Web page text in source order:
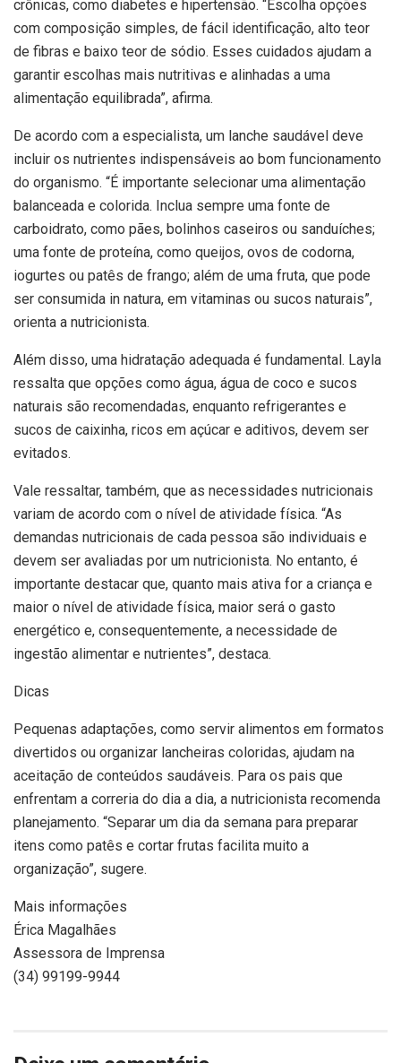
crônicas, como diabetes e hipertensão. “Escolha opções
com composição simples, de fácil identificação, alto teor
de fibras e baixo teor de sódio. Esses cuidados ajudam a
garantir escolhas mais nutritivas e alinhadas a uma
alimentação equilibrada”, afirma.
De acordo com a especialista, um lanche saudável deve
incluir os nutrientes indispensáveis ao bom funcionamento
do organismo. “É importante selecionar uma alimentação
balanceada e colorida. Inclua sempre uma fonte de
carboidrato, como pães, bolinhos caseiros ou sanduíches;
uma fonte de proteína, como queijos, ovos de codorna,
iogurtes ou patês de frango; além de uma fruta, que pode
ser consumida in natura, em vitaminas ou sucos naturais”,
orienta a nutricionista.
Além disso, uma hidratação adequada é fundamental. Layla
ressalta que opções como água, água de coco e sucos
naturais são recomendadas, enquanto refrigerantes e
sucos de caixinha, ricos em açúcar e aditivos, devem ser
evitados.
Vale ressaltar, também, que as necessidades nutricionais
variam de acordo com o nível de atividade física. “As
demandas nutricionais de cada pessoa são individuais e
devem ser avaliadas por um nutricionista. No entanto, é
importante destacar que, quanto mais ativa for a criança e
maior o nível de atividade física, maior será o gasto
energético e, consequentemente, a necessidade de
ingestão alimentar e nutrientes”, destaca.
Dicas
Pequenas adaptações, como servir alimentos em formatos
divertidos ou organizar lancheiras coloridas, ajudam na
aceitação de conteúdos saudáveis. Para os pais que
enfrentam a correria do dia a dia, a nutricionista recomenda
planejamento. “Separar um dia da semana para preparar
itens como patês e cortar frutas facilita muito a
organização”, sugere.
Mais informações
Érica Magalhães
Assessora de Imprensa
(34) 99199-9944